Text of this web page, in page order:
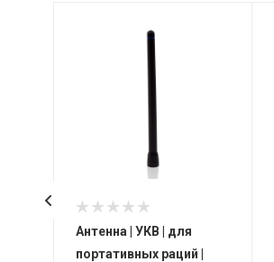
Антенна | УКВ | для
портативных раций |